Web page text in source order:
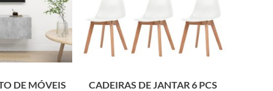
DE MÓVEIS
CADEIRAS DE JANTAR 6 PCS